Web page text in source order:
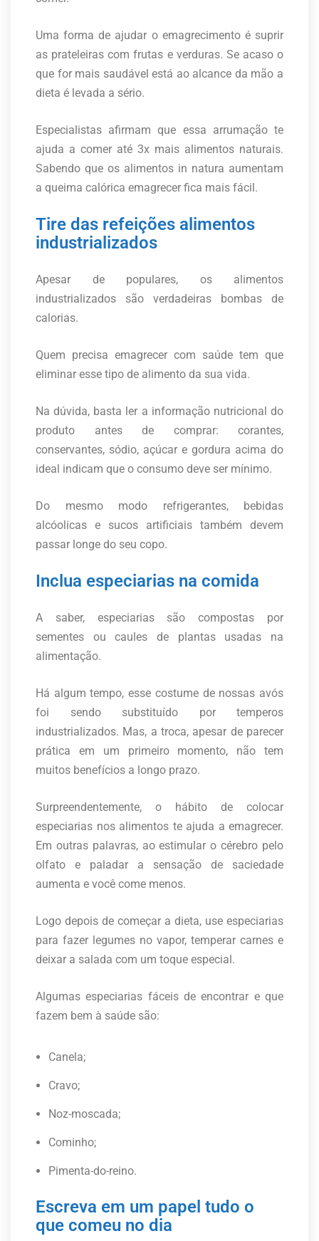
Uma forma de ajudar o emagrecimento é suprir
as prateleiras com frutas e verduras. Se acaso o
que for mais saudável está ao alcance da mão a
dieta é levada a sério.
Especialistas afirmam que essa arrumação te
ajuda a comer até 3x mais alimentos naturais.
Sabendo que os alimentos in natura aumentam
a queima calórica emagrecer fica mais fácil.
Tire das refeições alimentos
industrializados
Apesar de populares, os alimentos
industrializados são verdadeiras bombas de
calorias.
Quem precisa emagrecer com saúde tem que
eliminar esse tipo de alimento da sua vida.
Na dúvida, basta ler a informação nutricional do
produto antes de comprar: corantes,
conservantes, sódio, açúcar e gordura acima do
ideal indicam que o consumo deve ser mínimo.
Do mesmo modo refrigerantes, bebidas
alcóolicas e sucos artificiais também devem
passar longe do seu copo.
Inclua especiarias na comida
A saber, especiarias são compostas por
sementes ou caules de plantas usadas na
alimentação.
Há algum tempo, esse costume de nossas avós
foi sendo substituído por temperos
industrializados. Mas, a troca, apesar de parecer
prática em um primeiro momento, não tem
muitos benefícios a longo prazo.
Surpreendentemente, o hábito de colocar
especiarias nos alimentos te ajuda a emagrecer.
Em outras palavras, ao estimular o cérebro pelo
olfato e paladar a sensação de saciedade
aumenta e você come menos.
Logo depois de começar a dieta, use especiarias
para fazer legumes no vapor, temperar carnes e
deixar a salada com um toque especial.
Algumas especiarias fáceis de encontrar e que
fazem bem à saúde são:
Canela;
Cravo;
Noz-moscada;
Cominho;
Pimenta-do-reino.
Escreva em um papel tudo o
que comeu no dia